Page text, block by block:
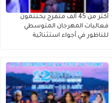
أكثر من 45 ألف متفرج يختتمون
فعاليات المهرجان المتوسطي
للناظور في أجواء استثنائية